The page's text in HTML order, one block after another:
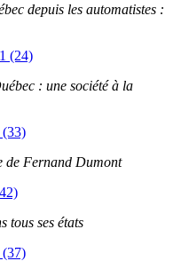
depuis les automatistes :
(24)
: une société à la
(33)
de Fernand Dumont
tous ses états
(37)